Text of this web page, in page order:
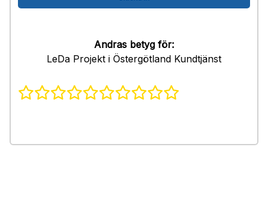
Andras betyg för:
LeDa Projekt i Östergötland Kundtjänst